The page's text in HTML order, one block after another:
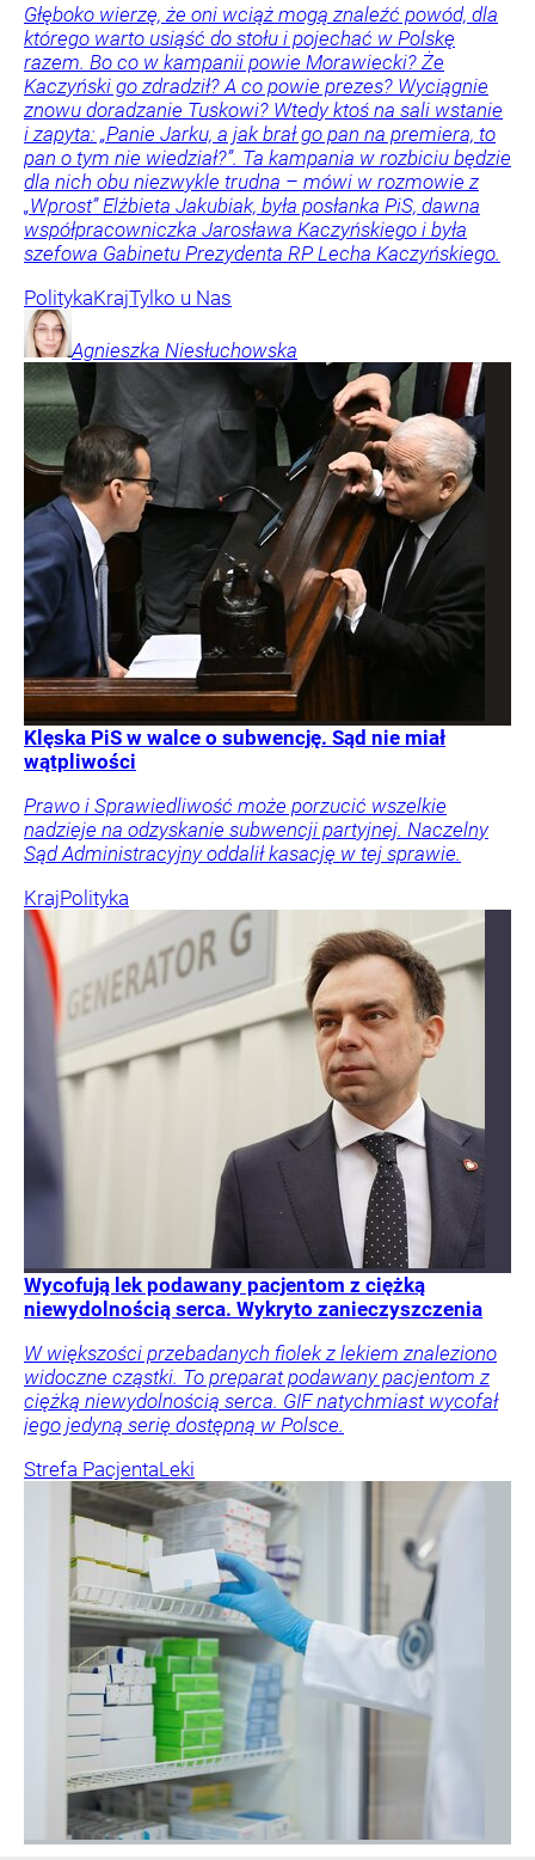
Głęboko wierzę, że oni wciąż mogą znaleźć powód, dla
którego warto usiąść do stołu i pojechać w Polskę
razem. Bo co w kampanii powie Morawiecki? Że
Kaczyński go zdradził? A co powie prezes? Wyciągnie
znowu doradzanie Tuskowi? Wtedy ktoś na sali wstanie
i zapyta: „Panie Jarku, a jak brał go pan na premiera, to
pan o tym nie wiedział?”. Ta kampania w rozbiciu będzie
dla nich obu niezwykle trudna – mówi w rozmowie z
„Wprost” Elżbieta Jakubiak, była posłanka PiS, dawna
współpracowniczka Jarosława Kaczyńskiego i była
szefowa Gabinetu Prezydenta RP Lecha Kaczyńskiego.
PolitykaKrajTylko u Nas
Agnieszka Niesłuchowska
Klęska PiS w walce o subwencję. Sąd nie miał
wątpliwości
Prawo i Sprawiedliwość może porzucić wszelkie
nadzieje na odzyskanie subwencji partyjnej. Naczelny
Sąd Administracyjny oddalił kasację w tej sprawie.
KrajPolityka
Wycofują lek podawany pacjentom z ciężką
niewydolnością serca. Wykryto zanieczyszczenia
W większości przebadanych fiolek z lekiem znaleziono
widoczne cząstki. To preparat podawany pacjentom z
ciężką niewydolnością serca. GIF natychmiast wycofał
jego jedyną serię dostępną w Polsce.
Strefa PacjentaLeki